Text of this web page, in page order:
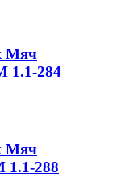
Мяч
1.1-284
Мяч
288